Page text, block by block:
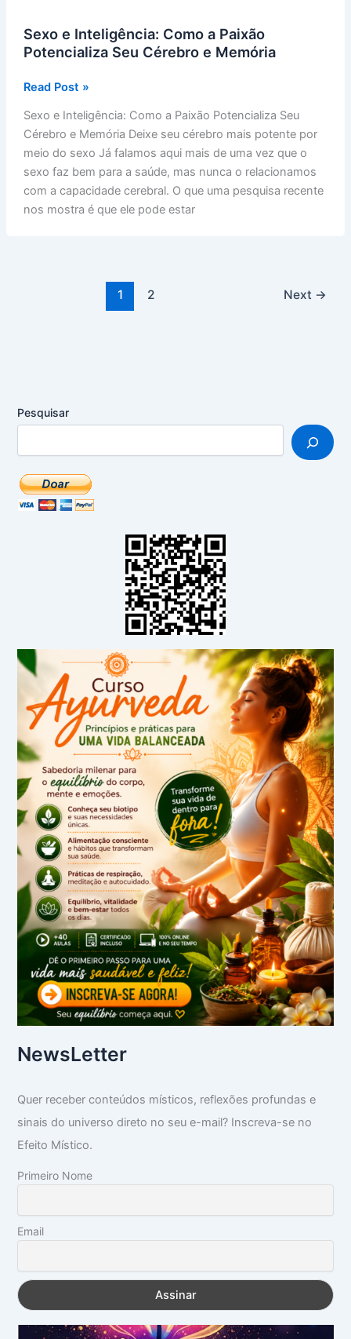
Sexo e Inteligência: Como a Paixão
Potencializa Seu Cérebro e Memória
Sexo
Inteligência:
Potencializa
Read Post »
Sexo e Inteligência: Como a Paixão Potencializa Seu
Cérebro e Memória Deixe seu cérebro mais potente por
meio do sexo Já falamos aqui mais de uma vez que o
sexo faz bem para a saúde, mas nunca o relacionamos
com a capacidade cerebral. O que uma pesquisa recente
nos mostra é que ele pode estar
1 2 Next →
Pesquisar
NewsLetter
Quer receber conteúdos místicos, reflexões profundas e
sinais do universo direto no seu e-mail? Inscreva-se no
Efeito Místico.
Primeiro Nome
Email